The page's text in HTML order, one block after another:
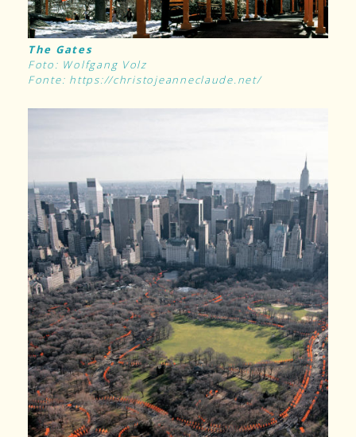
The Gates
Foto: Wolfgang Volz
Fonte: https://christojeanneclaude.net/